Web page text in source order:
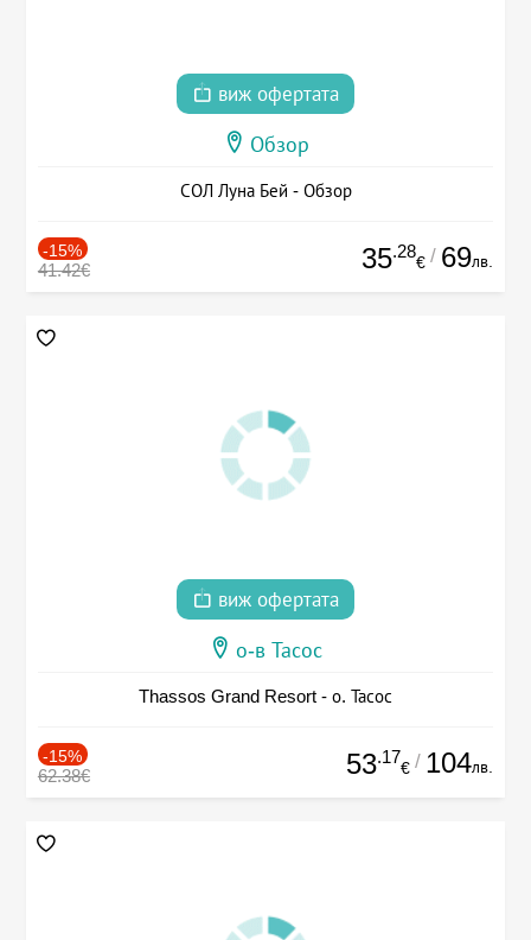
виж офертата
Обзор
СОЛ Луна Бей - Обзор
-15%
41.42€ 35.28
€ / 69лв.
виж офертата
о-в Тасос
Thassos Grand Resort - о. Тасос
-15%
62.38€ 53.17
€ / 104лв.